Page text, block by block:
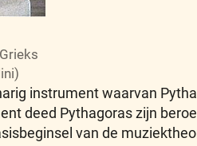
instrument waarvan
deed Pythagoras zijn
van de